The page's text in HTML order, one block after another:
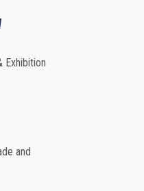
Exhibition
and